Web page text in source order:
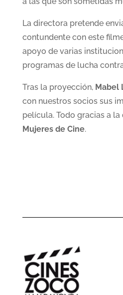
La directora pretende
contundente con este
apoyo de varias
programas de lucha
Tras la proyección, Mabel
con nuestros socios sus
película. Todo gracias a
Mujeres de Cine.